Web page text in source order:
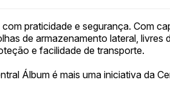
praticidade e segurança. Com
de armazenamento lateral,
e facilidade de transporte.
Álbum é mais uma iniciativa da